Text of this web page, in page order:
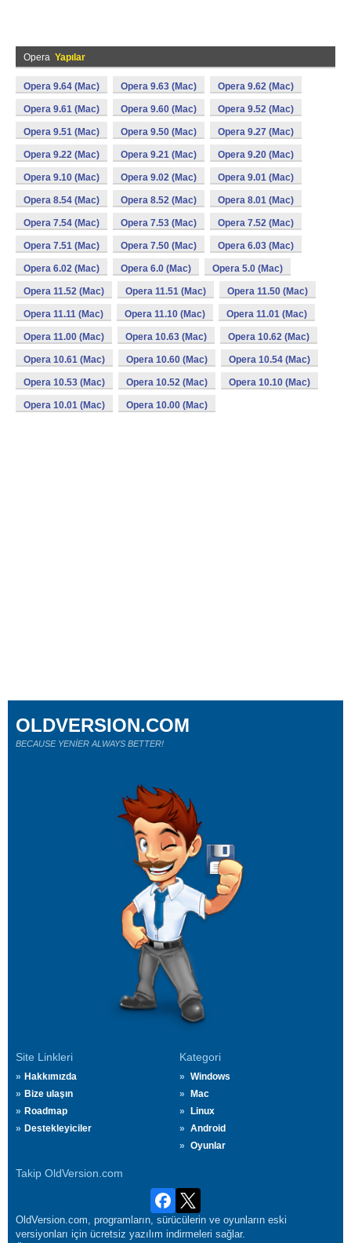
Opera Yapılar
Opera 9.64 (Mac) Opera 9.63 (Mac) Opera 9.62 (Mac)
Opera 9.61 (Mac) Opera 9.60 (Mac) Opera 9.52 (Mac)
Opera 9.51 (Mac) Opera 9.50 (Mac) Opera 9.27 (Mac)
Opera 9.22 (Mac) Opera 9.21 (Mac) Opera 9.20 (Mac)
Opera 9.10 (Mac) Opera 9.02 (Mac) Opera 9.01 (Mac)
Opera 8.54 (Mac) Opera 8.52 (Mac) Opera 8.01 (Mac)
Opera 7.54 (Mac) Opera 7.53 (Mac) Opera 7.52 (Mac)
Opera 7.51 (Mac) Opera 7.50 (Mac) Opera 6.03 (Mac)
Opera 6.02 (Mac) Opera 6.0 (Mac) Opera 5.0 (Mac)
Opera 11.52 (Mac) Opera 11.51 (Mac) Opera 11.50 (Mac)
Opera 11.11 (Mac) Opera 11.10 (Mac) Opera 11.01 (Mac)
Opera 11.00 (Mac) Opera 10.63 (Mac) Opera 10.62 (Mac)
Opera 10.61 (Mac) Opera 10.60 (Mac) Opera 10.54 (Mac)
Opera 10.53 (Mac) Opera 10.52 (Mac) Opera 10.10 (Mac)
Opera 10.01 (Mac) Opera 10.00 (Mac)
Site Linkleri
Hakkımızda
Bize ulaşın
Roadmap
Destekleyiciler
Kategori
Windows
Mac
Linux
Android
Oyunlar
Takip OldVersion.com
OLDVERSION.COM
BECAUSE YENİER ALWAYS BETTER!
OldVersion.com, programların, sürücülerin ve oyunların eski
versiyonları için ücretsiz yazılım indirmeleri sağlar.